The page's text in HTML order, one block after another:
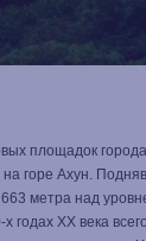
площадок
горе Ахун.
метра над
годах XX века